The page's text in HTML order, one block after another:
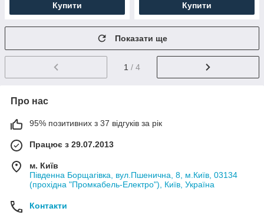
Купити Купити
Показати ще
1 / 4
Про нас
95% позитивних з 37 відгуків за рік
Працює з 29.07.2013
м. Київ
Південна Борщагівка, вул.Пшенична, 8, м.Київ, 03134
(прохідна "Промкабель-Електро"), Київ, Україна
Контакти